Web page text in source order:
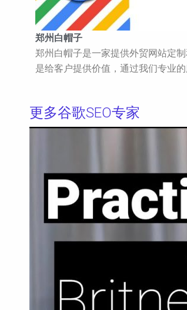
郑州白帽子
郑州白帽子是一家提供外贸网站定
是给客户提供价值，通过我们专业
更多谷歌SEO专家